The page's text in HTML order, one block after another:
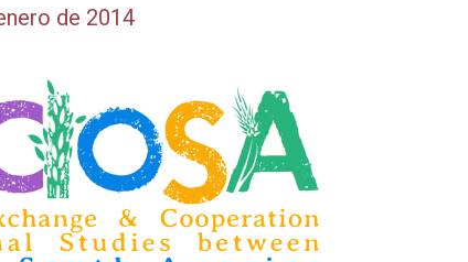
de 2014